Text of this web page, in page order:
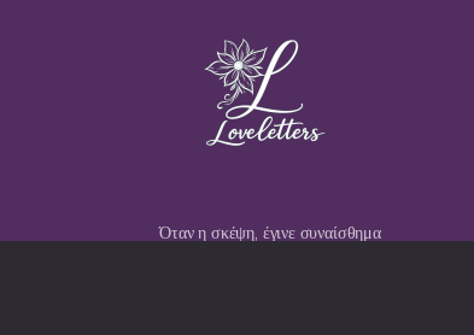
Όταν η σκέψη, έγινε συναίσθημα